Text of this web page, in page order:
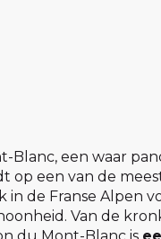
een waar
op een van de
de Franse Alpen
Van de